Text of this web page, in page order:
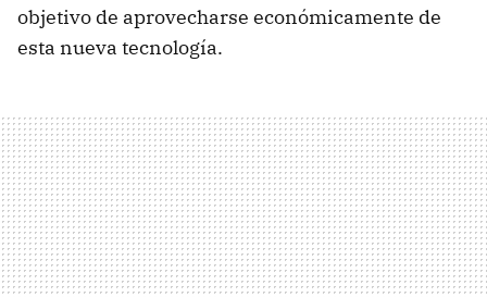
objetivo de aprovecharse económicamente de
esta nueva tecnología.